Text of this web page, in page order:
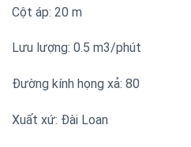
Cột áp: 20 m
Lưu lượng: 0.5 m3/phút
Đường kính họng xả: 80
Xuất xứ: Đài Loan